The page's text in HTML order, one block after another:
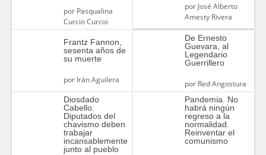
porPasqualina
Curcio Curcio
porJosé Alberto
Amesty Rivera
Frantz Fannon,
sesenta años de
su muerte
porIrán Aguilera
De Ernesto
Guevara, al
Legendario
Guerrillero
porRed Angostura
Diosdado
Cabello:
Diputados del
chavismo deben
trabajar
incansablemente
junto al pueblo
Pandemia. No
habrá ningún
regreso a la
normalidad.
Reinventar el
comunismo